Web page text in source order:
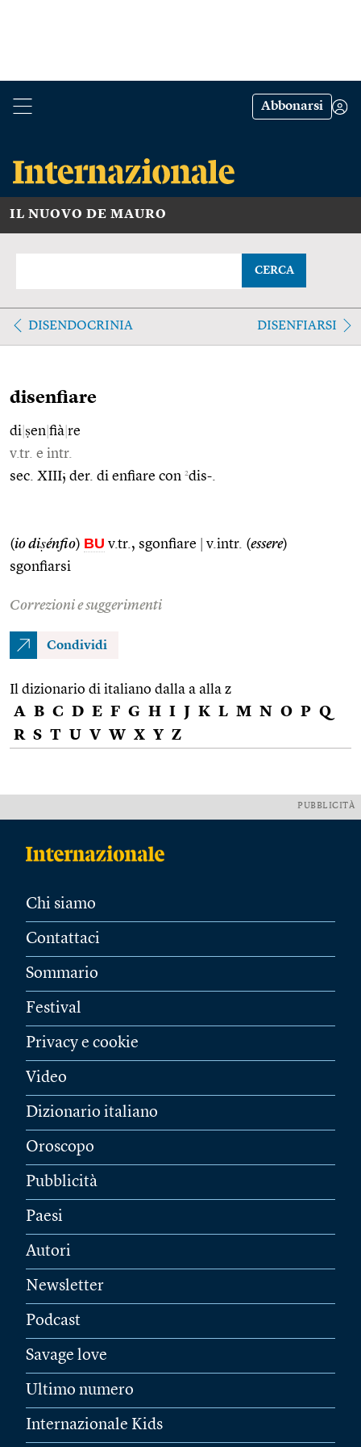
Abbonarsi
IL NUOVO DE MAURO
CERCA
DISENDOCRINIA DISENFIARSI
disenfiare
di ṣen fià re
v.tr. e intr.
sec. XIII; der. di enfiare con 2dis-.
(io diṣénfio) BU v.tr., sgonfiare v.intr. (essere)
sgonfiarsi
Correzioni e suggerimenti
Condividi
Il dizionario di italiano dalla a alla z
A B C D E F G H I J K L M N O P Q
R S T U V W X Y Z
PUBBLICITÀ
Chi siamo
Contattaci
Sommario
Festival
Privacy e cookie
Video
Dizionario italiano
Oroscopo
Pubblicità
Paesi
Autori
Newsletter
Podcast
Savage love
Ultimo numero
Internazionale Kids